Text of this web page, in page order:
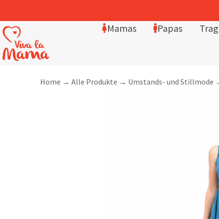
Mamas Papas
Home → Alle Produkte → Umstands- und Stillmode